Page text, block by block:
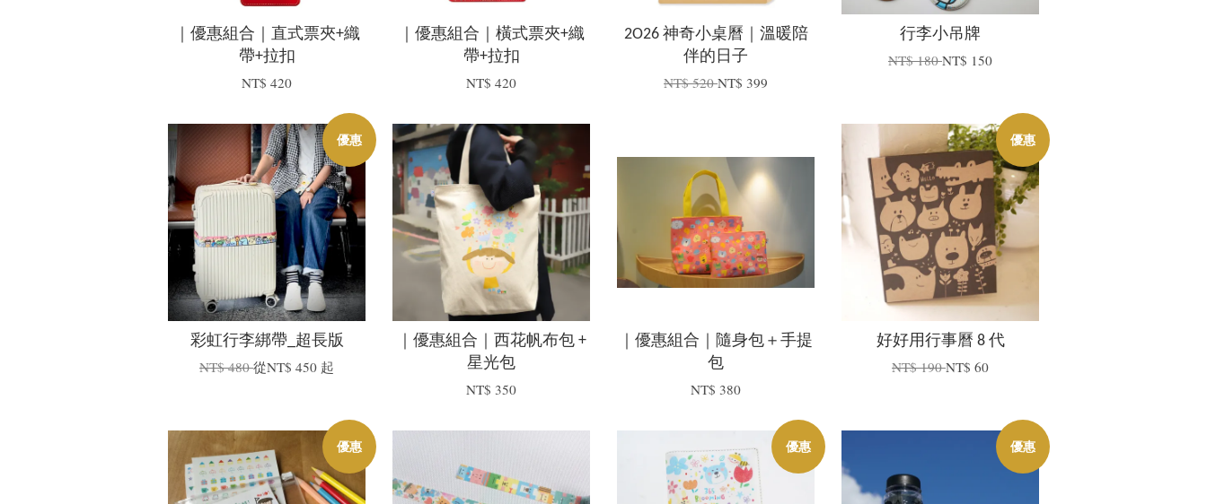
｜優惠組合｜直式票夾+織
帶+拉扣
NT$ 420
｜優惠組合｜橫式票夾+織
帶+拉扣
NT$ 420
2O26 神奇小桌曆｜溫暖陪
伴的日子
NT$ 520NT$ 399
行李小吊牌
NT$ 180NT$ 150
優惠
彩虹行李綁帶_超長版
NT$ 480從NT$ 450 起
｜優惠組合｜西花帆布包 +
星光包
NT$ 350
｜優惠組合｜隨身包＋手提
包
NT$ 380
優惠
好好用行事曆 8 代
NT$ 190NT$ 60
優惠 優惠 優惠